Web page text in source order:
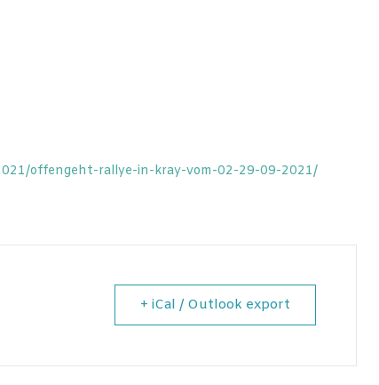
offengeht-rallye-in-kray-vom-02-29-09-2021/
+ iCal / Outlook export